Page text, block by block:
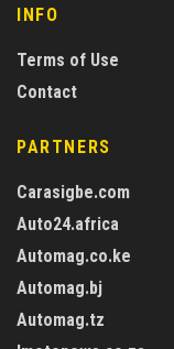
INFO
Terms of Use
Contact
PARTNERS
Carasigbe.com
Auto24.africa
Automag.co.ke
Automag.bj
Automag.tz